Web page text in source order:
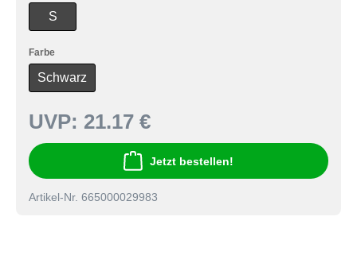
S
Farbe
Schwarz
UVP: 21.17 €
Jetzt bestellen!
Artikel-Nr. 665000029983